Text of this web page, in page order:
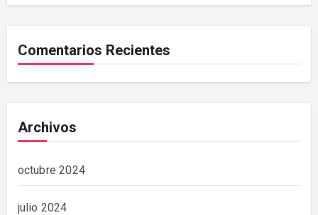
Comentarios Recientes
Archivos
octubre 2024
julio 2024